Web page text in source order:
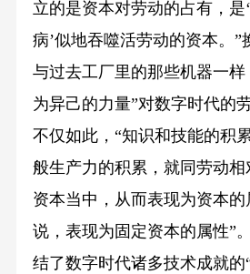
立的是资本对劳动的占有，是
病’似地吞噬活劳动的资本。”
与过去工厂里的那些机器一样
为异己的力量”对数字时代的
不仅如此，“知识和技能的积
般生产力的积累，就同劳动
资本当中，从而表现为资本
说，表现为固定资本的属性”
结了数字时代诸多技术成就的